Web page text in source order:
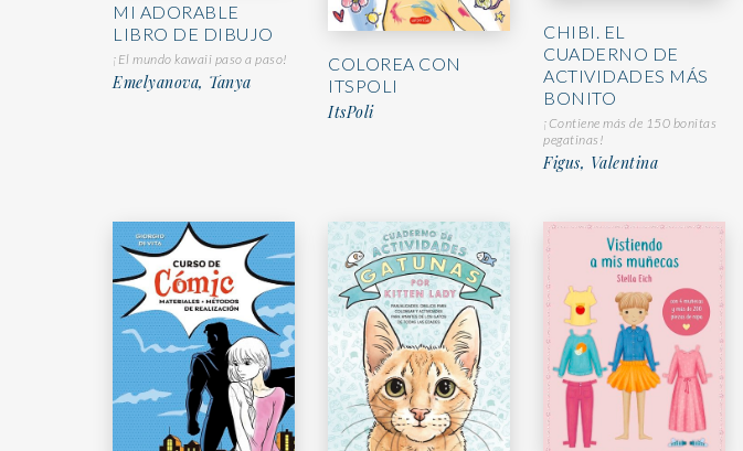
MI ADORABLE
LIBRO DE DIBUJO
¡El mundo kawaii paso a paso!
Emelyanova, Tanya
COLOREA CON
ITSPOLI
ItsPoli
CHIBI. EL
CUADERNO DE
ACTIVIDADES MÁS
BONITO
¡Contiene más de 150 bonitas
pegatinas!
Figus, Valentina